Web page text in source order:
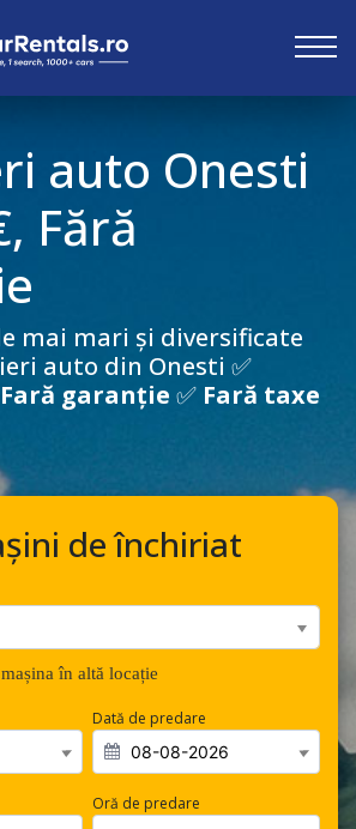
auto Onesti
Fără
mai mari și diversificate
auto din Onesti ✅
Fară garanție ✅ Fară taxe
de închiriat
în altă locație
Dată de predare
Oră de predare